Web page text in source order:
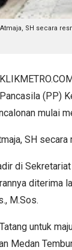
SH secara
(PP)
mulai
SH
di
diterima
M.Sos.
untuk
Medan